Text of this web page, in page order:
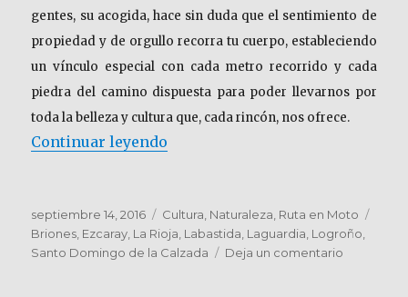
gentes, su acogida, hace sin duda que el sentimiento de
propiedad y de orgullo recorra tu cuerpo, estableciendo
un vínculo especial con cada metro recorrido y cada
piedra del camino dispuesta para poder llevarnos por
toda la belleza y cultura que, cada rincón, nos ofrece.
Continuar leyendo
Publicado
el
septiembre 14, 2016 Categorías
Cultura, Naturaleza, Ruta en Moto
Briones, Ezcaray, La Rioja, Labastida, Laguardia, Logroño,
Santo Domingo de la Calzada
Deja un comentario